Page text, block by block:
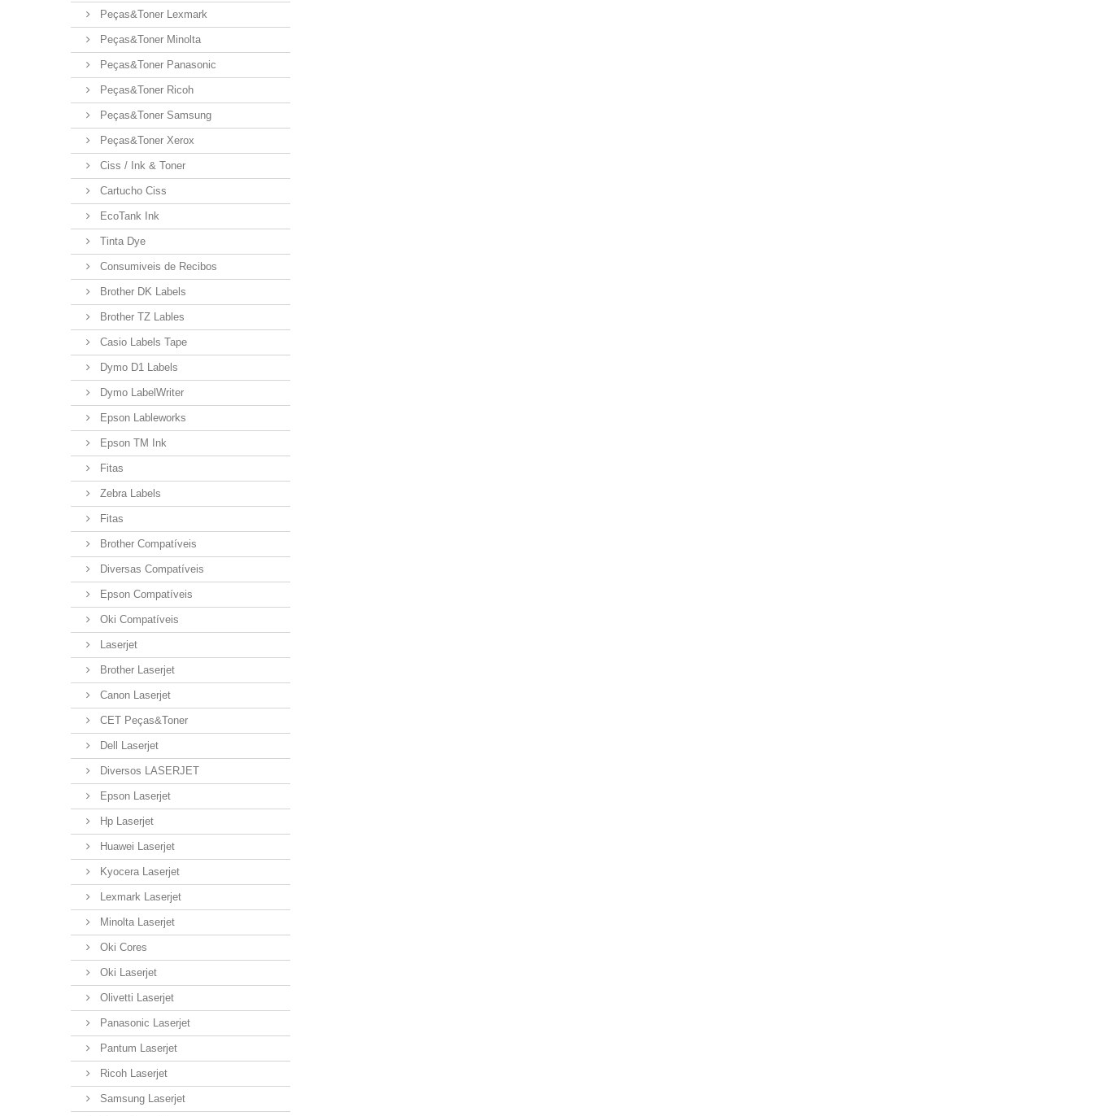
Peças&Toner Lexmark
Peças&Toner Minolta
Peças&Toner Panasonic
Peças&Toner Ricoh
Peças&Toner Samsung
Peças&Toner Xerox
Ciss / Ink & Toner
Cartucho Ciss
EcoTank Ink
Tinta Dye
Consumiveis de Recibos
Brother DK Labels
Brother TZ Lables
Casio Labels Tape
Dymo D1 Labels
Dymo LabelWriter
Epson Lableworks
Epson TM Ink
Fitas
Zebra Labels
Fitas
Brother Compatíveis
Diversas Compatíveis
Epson Compatíveis
Oki Compatíveis
Laserjet
Brother Laserjet
Canon Laserjet
CET Peças&Toner
Dell Laserjet
Diversos LASERJET
Epson Laserjet
Hp Laserjet
Huawei Laserjet
Kyocera Laserjet
Lexmark Laserjet
Minolta Laserjet
Oki Cores
Oki Laserjet
Olivetti Laserjet
Panasonic Laserjet
Pantum Laserjet
Ricoh Laserjet
Samsung Laserjet